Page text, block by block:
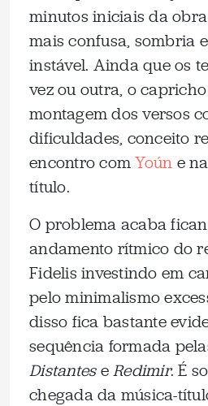
minutos iniciais da
mais confusa, sombria
instável. Ainda que os
vez ou outra, o
montagem dos versos
dificuldades, conceito
encontro comYoún e
título.
O problema acaba
andamento rítmico do
Fidelis investindo em
pelo minimalismo
disso fica bastante
sequência formada
DistanteseRedimir. É
chegada da música-